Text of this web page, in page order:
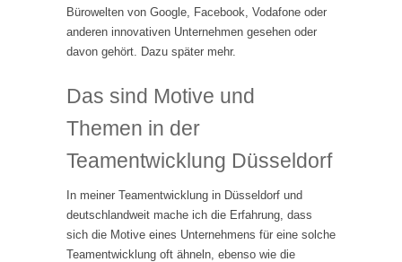
Bürowelten von Google, Facebook, Vodafone oder
anderen innovativen Unternehmen gesehen oder
davon gehört. Dazu später mehr.
Das sind Motive und
Themen in der
Teamentwicklung Düsseldorf
In meiner Teamentwicklung in Düsseldorf und
deutschlandweit mache ich die Erfahrung, dass
sich die Motive eines Unternehmens für eine solche
Teamentwicklung oft ähneln, ebenso wie die